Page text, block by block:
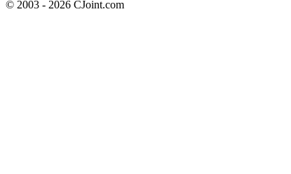
© 2003 - 2026 CJoint.com